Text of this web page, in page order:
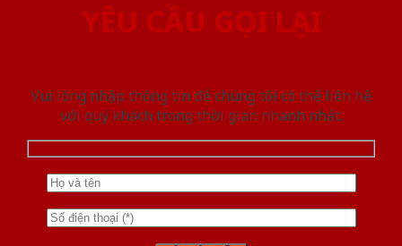
YÊU CẦU GỌI LẠI
Vui lòng nhập thông tin để chúng tôi có thể liên hệ
với quý khách trong thời gian nhanh nhất.